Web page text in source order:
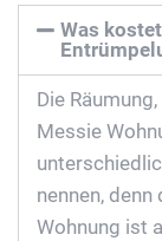
Was
Die
Messie
nennen,
Wohnung ist